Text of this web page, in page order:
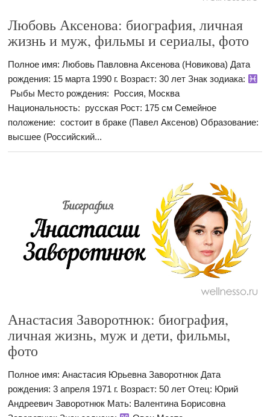
Любовь Аксенова: биография, личная
жизнь и муж, фильмы и сериалы, фото
Полное имя: Любовь Павловна Аксенова (Новикова) Дата
рождения: 15 марта 1990 г. Возраст: 30 лет Знак зодиака:
Рыбы Место рождения: Россия, Москва
Национальность: русская Рост: 175 см Семейное
положение: состоит в браке (Павел Аксенов) Образование:
высшее (Российский...
Анастасия Заворотнюк: биография,
личная жизнь, муж и дети, фильмы,
фото
Полное имя: Анастасия Юрьевна Заворотнюк Дата
рождения: 3 апреля 1971 г. Возраст: 50 лет Отец: Юрий
Андреевич Заворотнюк Мать: Валентина Борисовна